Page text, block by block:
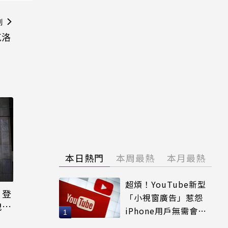
本日熱門 本周最熱 本月最熱
超煩！YouTube新型
「小視窗廣告」惹怨
iPhone用戶無需會員